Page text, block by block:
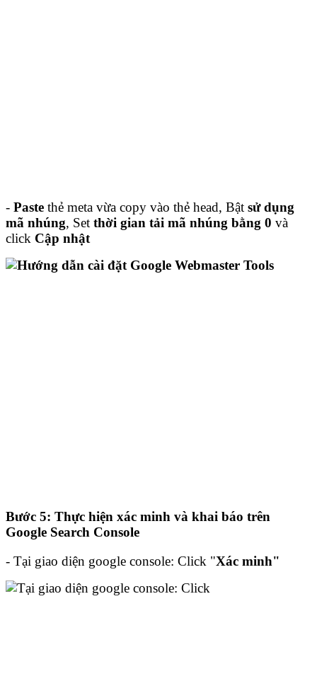
- Paste thẻ meta vừa copy vào thẻ head, Bật sử dụng
mã nhúng, Set thời gian tải mã nhúng bằng 0 và
click Cập nhật
Bước 5: Thực hiện xác minh và khai báo trên
Google Search Console
- Tại giao diện google console: Click "Xác minh"